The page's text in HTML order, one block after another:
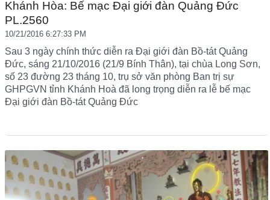
Khánh Hòa: Bế mạc Đại giới đàn Quảng Đức
PL.2560
10/21/2016 6:27:33 PM
Sau 3 ngày chính thức diễn ra Đại giới đàn Bồ-tát Quảng
Đức, sáng 21/10/2016 (21/9 Bính Thân), tại chùa Long Sơn,
số 23 đường 23 tháng 10, trụ sở văn phòng Ban trị sự
GHPGVN tỉnh Khánh Hoà đã long trọng diễn ra lễ bế mạc
Đại giới đàn Bồ-tát Quảng Đức